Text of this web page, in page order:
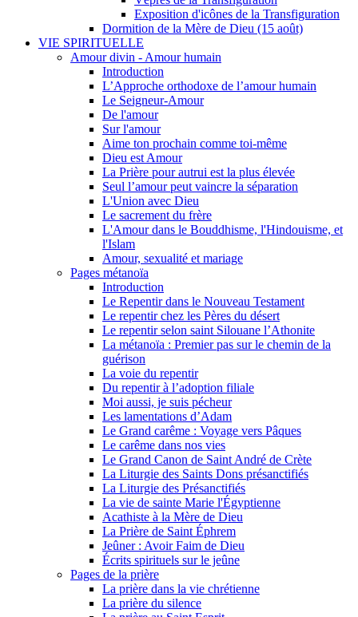
Exposition d'icônes de la Transfiguration
Dormition de la Mère de Dieu (15 août)
VIE SPIRITUELLE
Amour divin - Amour humain
Introduction
L’Approche orthodoxe de l’amour humain
Le Seigneur-Amour
De l'amour
Sur l'amour
Aime ton prochain comme toi-même
Dieu est Amour
La Prière pour autrui est la plus élevée
Seul l’amour peut vaincre la séparation
L'Union avec Dieu
Le sacrement du frère
L'Amour dans le Bouddhisme, l'Hindouisme, et
l'Islam
Amour, sexualité et mariage
Pages métanoïa
Introduction
Le Repentir dans le Nouveau Testament
Le repentir chez les Pères du désert
Le repentir selon saint Silouane l’Athonite
La métanoïa : Premier pas sur le chemin de la
guérison
La voie du repentir
Du repentir à l’adoption filiale
Moi aussi, je suis pécheur
Les lamentations d’Adam
Le Grand carême : Voyage vers Pâques
Le carême dans nos vies
Le Grand Canon de Saint André de Crète
La Liturgie des Saints Dons présanctifiés
La Liturgie des Présanctifiés
La vie de sainte Marie l'Égyptienne
Acathiste à la Mère de Dieu
La Prière de Saint Éphrem
Jeûner : Avoir Faim de Dieu
Écrits spirituels sur le jeûne
Pages de la prière
La prière dans la vie chrétienne
La prière du silence